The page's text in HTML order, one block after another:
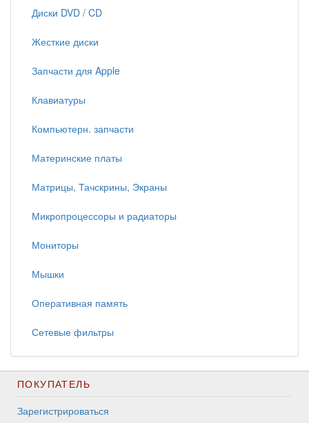
Диски DVD / CD
Жесткие диски
Запчасти для Apple
Клавиатуры
Компьютерн. запчасти
Материнские платы
Матрицы, Тачскрины, Экраны
Микропроцессоры и радиаторы
Мониторы
Мышки
Оперативная память
Сетевые фильтры
ПОКУПАТЕЛЬ
Зарегистрироваться